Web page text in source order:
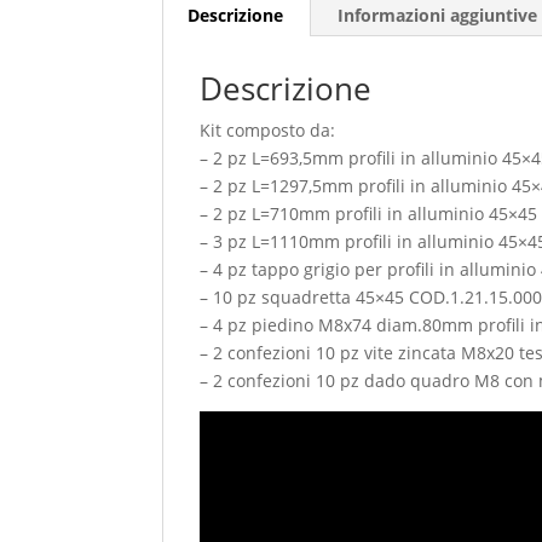
Descrizione Informazioni aggiuntive
Descrizione
Kit composto da:
– 2 pz L=693,5mm profili in alluminio
– 2 pz L=1297,5mm profili in alluminio
– 2 pz L=710mm profili in alluminio 45×45
– 3 pz L=1110mm profili in alluminio
– 4 pz tappo grigio per profili in alluminio
– 10 pz squadretta 45×45
– 4 pz piedino M8x74 diam.80mm profili
– 2 confezioni 10 pz vite zincata M8x20
– 2 confezioni 10 pz dado quadro M8 con